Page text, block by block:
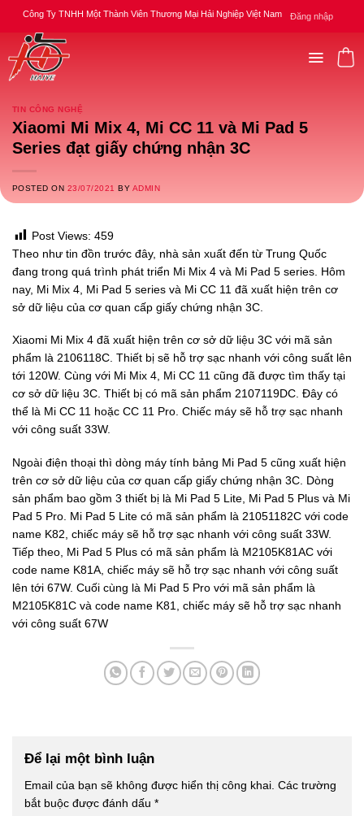
content
Công Ty TNHH Một Thành Viên Thương Mại Hải Nghiệp Việt Nam Đăng nhập
TIN CÔNG NGHỆ
Xiaomi Mi Mix 4, Mi CC 11 và Mi Pad 5
Series đạt giấy chứng nhận 3C
POSTED ON 23/07/2021 BY ADMIN
Post Views: 459
Theo như tin đồn trước đây, nhà sản xuất đến từ Trung Quốc
đang trong quá trình phát triển Mi Mix 4 và Mi Pad 5 series. Hôm
nay, Mi Mix 4, Mi Pad 5 series và Mi CC 11 đã xuất hiện trên cơ
sở dữ liệu của cơ quan cấp giấy chứng nhận 3C.
Xiaomi Mi Mix 4 đã xuất hiện trên cơ sở dữ liệu 3C với mã sản
phẩm là 2106118C. Thiết bị sẽ hỗ trợ sạc nhanh với công suất lên
tới 120W. Cùng với Mi Mix 4, Mi CC 11 cũng đã được tìm thấy tại
cơ sở dữ liệu 3C. Thiết bị có mã sản phẩm 2107119DC. Đây có
thể là Mi CC 11 hoặc CC 11 Pro. Chiếc máy sẽ hỗ trợ sạc nhanh
với công suất 33W.
Ngoài điện thoại thì dòng máy tính bảng Mi Pad 5 cũng xuất hiện
trên cơ sở dữ liệu của cơ quan cấp giấy chứng nhận 3C. Dòng
sản phẩm bao gồm 3 thiết bị là Mi Pad 5 Lite, Mi Pad 5 Plus và Mi
Pad 5 Pro. Mi Pad 5 Lite có mã sản phẩm là 21051182C với code
name K82, chiếc máy sẽ hỗ trợ sạc nhanh với công suất 33W.
Tiếp theo, Mi Pad 5 Plus có mã sản phẩm là M2105K81AC với
code name K81A, chiếc máy sẽ hỗ trợ sạc nhanh với công suất
lên tới 67W. Cuối cùng là Mi Pad 5 Pro với mã sản phẩm là
M2105K81C và code name K81, chiếc máy sẽ hỗ trợ sạc nhanh
với công suất 67W
Để lại một bình luận
Email của bạn sẽ không được hiển thị công khai. Các trường
bắt buộc được đánh dấu *